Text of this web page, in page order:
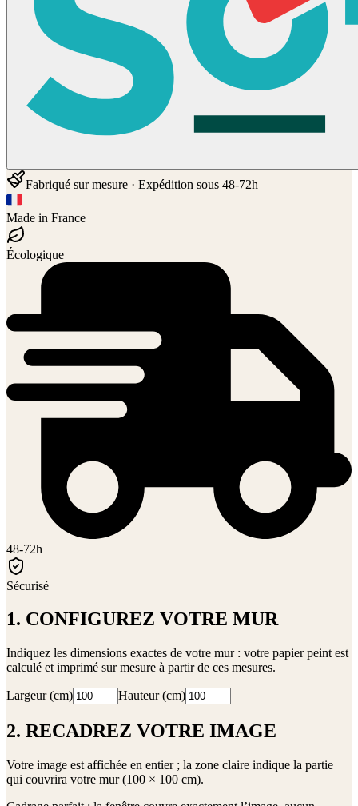
Fabriqué sur mesure · Expédition sous 48-72h
Made in France
Écologique
48-72h
Sécurisé
1. CONFIGUREZ VOTRE MUR
Indiquez les dimensions exactes de votre mur : votre papier peint est
calculé et imprimé sur mesure à partir de ces mesures.
Largeur (cm) Hauteur (cm)
2. RECADREZ VOTRE IMAGE
Votre image est affichée en entier ; la zone claire indique la partie
qui couvrira votre mur (100 × 100 cm).